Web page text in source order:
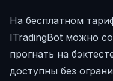
На бесплатном
ITradingBot можно
прогнать на
доступны без